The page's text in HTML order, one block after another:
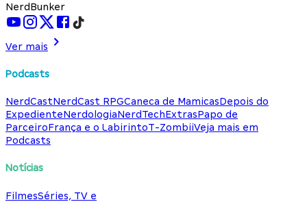
NerdBunker
Ver mais
Podcasts
NerdCastNerdCast RPGCaneca de MamicasDepois do
ExpedienteNerdologiaNerdTechExtrasPapo de
ParceiroFrança e o LabirintoT-ZombiiVeja mais em
Podcasts
Notícias
FilmesSéries, TV e